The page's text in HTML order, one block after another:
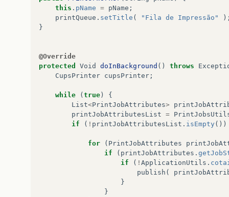
jTable.getColumnModel
public DefaultTableModel getDefaultTableModel
return
defaultTableModel
JTable getjTable ()
{
return
jTable;
this . pName = pName ;
printQueue . setTitle ( "Fila de Impressão"
}
@Override
protected
Void doInBackground () throws
CupsPrinter cupsPrinter ;
while ( true )
{
List<PrintJobAttributes>
printJobAttributesList =
if
( ! printJobAttributesList . isEmpty ())
for ( PrintJobAttributes
if
( printJobAttributes .
if
( ! ApplicationUtils .
publish (
}
}